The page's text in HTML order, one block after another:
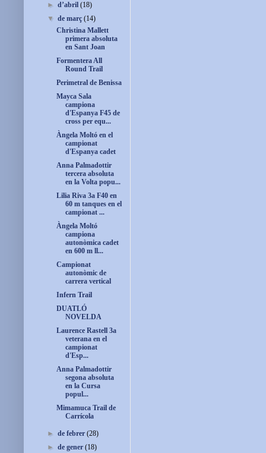
►d’abril(18)
▼de març(14)
Christina Mallett
primera absoluta
en Sant Joan
Formentera All
Round Trail
Perimetral de Benissa
Mayca Sala
campiona
d'Espanya F45 de
cross per equ...
Àngela Moltó en el
campionat
d'Espanya cadet
Anna Palmadottir
tercera absoluta
en la Volta popu...
Lilia Riva 3a F40 en
60 m tanques en el
campionat ...
Àngela Moltó
campiona
autonòmica cadet
en 600 m ll...
Campionat
autonòmic de
carrera vertical
Infern Trail
DUATLÓ
NOVELDA
Laurence Rastell 3a
veterana en el
campionat
d'Esp...
Anna Palmadottir
segona absoluta
en la Cursa
popul...
Mimamuca Trail de
Carrícola
►de febrer(28)
►de gener(18)